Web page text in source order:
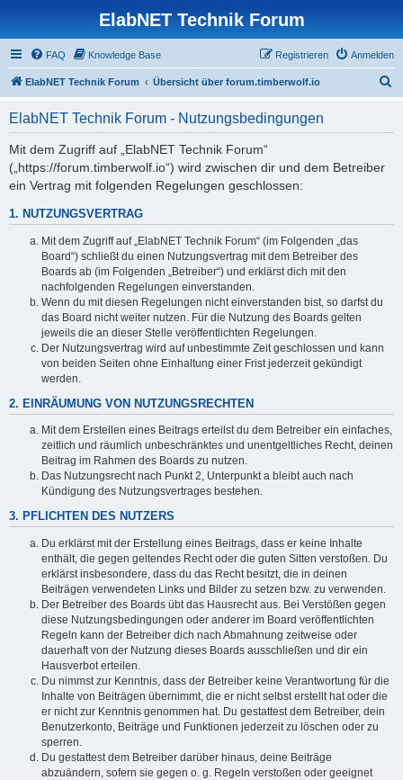
ElabNET Technik Forum
FAQ Knowledge Base Anmelden
Registrieren
ElabNET Technik Forum Übersicht über forum.timberwolf.io
ElabNET Technik Forum - Nutzungsbedingungen
Mit dem Zugriff auf „ElabNET Technik Forum“
(„https://forum.timberwolf.io“) wird zwischen dir und dem Betreiber
ein Vertrag mit folgenden Regelungen geschlossen:
1. NUTZUNGSVERTRAG
Mit dem Zugriff auf „ElabNET Technik Forum“ (im Folgenden „das
Board“) schließt du einen Nutzungsvertrag mit dem Betreiber des
Boards ab (im Folgenden „Betreiber“) und erklärst dich mit den
nachfolgenden Regelungen einverstanden.
Wenn du mit diesen Regelungen nicht einverstanden bist, so darfst du
das Board nicht weiter nutzen. Für die Nutzung des Boards gelten
jeweils die an dieser Stelle veröffentlichten Regelungen.
Der Nutzungsvertrag wird auf unbestimmte Zeit geschlossen und kann
von beiden Seiten ohne Einhaltung einer Frist jederzeit gekündigt
werden.
2. EINRÄUMUNG VON NUTZUNGSRECHTEN
Mit dem Erstellen eines Beitrags erteilst du dem Betreiber ein einfaches,
zeitlich und räumlich unbeschränktes und unentgeltliches Recht, deinen
Beitrag im Rahmen des Boards zu nutzen.
Das Nutzungsrecht nach Punkt 2, Unterpunkt a bleibt auch nach
Kündigung des Nutzungsvertrages bestehen.
3. PFLICHTEN DES NUTZERS
Du erklärst mit der Erstellung eines Beitrags, dass er keine Inhalte
enthält, die gegen geltendes Recht oder die guten Sitten verstoßen. Du
erklärst insbesondere, dass du das Recht besitzt, die in deinen
Beiträgen verwendeten Links und Bilder zu setzen bzw. zu verwenden.
Der Betreiber des Boards übt das Hausrecht aus. Bei Verstößen gegen
diese Nutzungsbedingungen oder anderer im Board veröffentlichten
Regeln kann der Betreiber dich nach Abmahnung zeitweise oder
dauerhaft von der Nutzung dieses Boards ausschließen und dir ein
Hausverbot erteilen.
Du nimmst zur Kenntnis, dass der Betreiber keine Verantwortung für die
Inhalte von Beiträgen übernimmt, die er nicht selbst erstellt hat oder die
er nicht zur Kenntnis genommen hat. Du gestattest dem Betreiber, dein
Benutzerkonto, Beiträge und Funktionen jederzeit zu löschen oder zu
sperren.
Du gestattest dem Betreiber darüber hinaus, deine Beiträge
abzuändern, sofern sie gegen o. g. Regeln verstoßen oder geeignet